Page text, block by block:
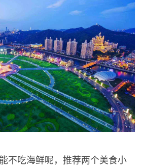
不吃海鲜呢，推荐两个美食小